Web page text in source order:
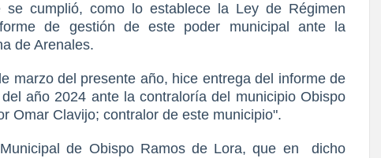
cumplió, como lo establece la Ley de Régimen
de gestión de este poder municipal ante la
de Arenales.
marzo del presente año, hice entrega del informe de
año 2024 ante la contraloría del municipio Obispo
Omar Clavijo; contralor de este municipio".
de Obispo Ramos de Lora, que en
dicho